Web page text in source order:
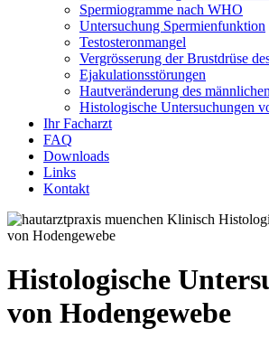
Spermiogramme nach WHO
Untersuchung Spermienfunktion
Testosteronmangel
Vergrösserung der Brustdrüse
Ejakulationsstörungen
Hautveränderung des
Histologische Untersuchungen
Ihr Facharzt
FAQ
Downloads
Links
Kontakt
Histologische
von Hodengewebe